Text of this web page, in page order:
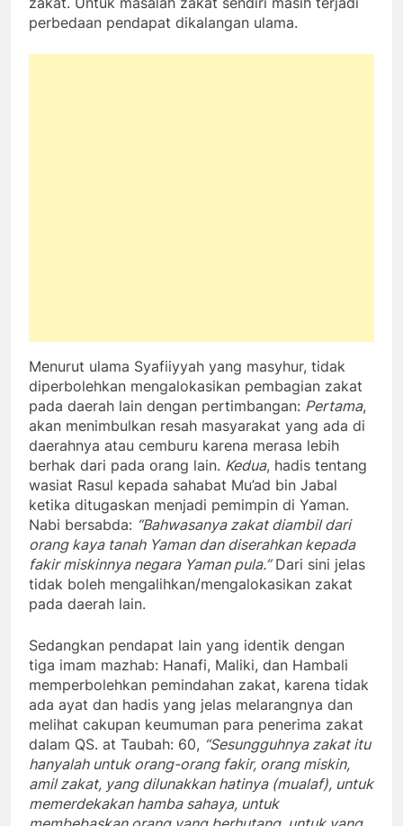
perbedaan pendapat dikalangan ulama.
Menurut ulama Syafiiyyah yang masyhur, tidak
diperbolehkan mengalokasikan pembagian zakat
pada daerah lain dengan pertimbangan: Pertama,
akan menimbulkan resah masyarakat yang ada di
daerahnya atau cemburu karena merasa lebih
berhak dari pada orang lain. Kedua, hadis tentang
wasiat Rasul kepada sahabat Mu’ad bin Jabal
ketika ditugaskan menjadi pemimpin di Yaman.
Nabi bersabda: “Bahwasanya zakat diambil dari
orang kaya tanah Yaman dan diserahkan kepada
fakir miskinnya negara Yaman pula.”Dari sini jelas
tidak boleh mengalihkan/mengalokasikan zakat
pada daerah lain.
Sedangkan pendapat lain yang identik dengan
tiga imam mazhab: Hanafi, Maliki, dan Hambali
memperbolehkan pemindahan zakat, karena tidak
ada ayat dan hadis yang jelas melarangnya dan
melihat cakupan keumuman para penerima zakat
dalam QS. at Taubah: 60, “Sesungguhnya zakat itu
hanyalah untuk orang-orang fakir, orang miskin,
amil zakat, yang dilunakkan hatinya (mualaf), untuk
memerdekakan hamba sahaya, untuk